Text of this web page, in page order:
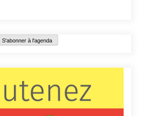
S'abonner à l'agenda